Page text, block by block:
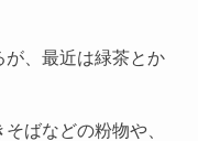
、最近は緑茶とか
ばなどの粉物や、